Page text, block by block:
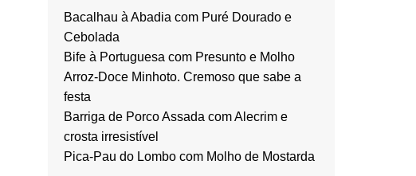
Bacalhau à Abadia com Puré Dourado e
Cebolada
Bife à Portuguesa com Presunto e Molho
Arroz-Doce Minhoto. Cremoso que sabe a
festa
Barriga de Porco Assada com Alecrim e
crosta irresistível
Pica-Pau do Lombo com Molho de Mostarda